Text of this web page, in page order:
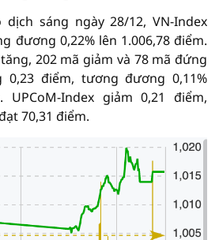
sáng ngày 28/12, VN-Index
đương 0,22% lên 1.006,78 điểm.
202 mã giảm và 78 mã đứng
0,23 điểm, tương đương 0,11%
UPCoM-Index giảm 0,21 điểm,
70,31 điểm.